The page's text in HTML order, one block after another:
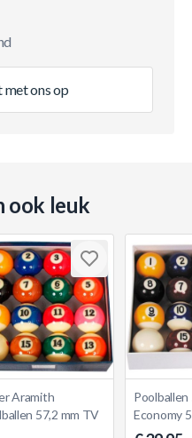
ons op
ook leuk
Aramith
57,2 mm TV
Economy